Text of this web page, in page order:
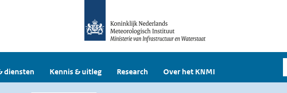
diensten Kennis & uitleg Research Over het KNMI